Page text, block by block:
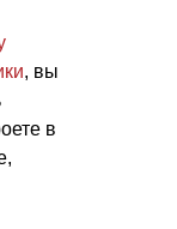
, вы
в